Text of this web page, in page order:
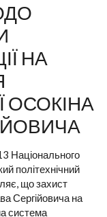
НА
ОСОКІНА
Національного
політехнічний
що захист
Сергійовича на
система